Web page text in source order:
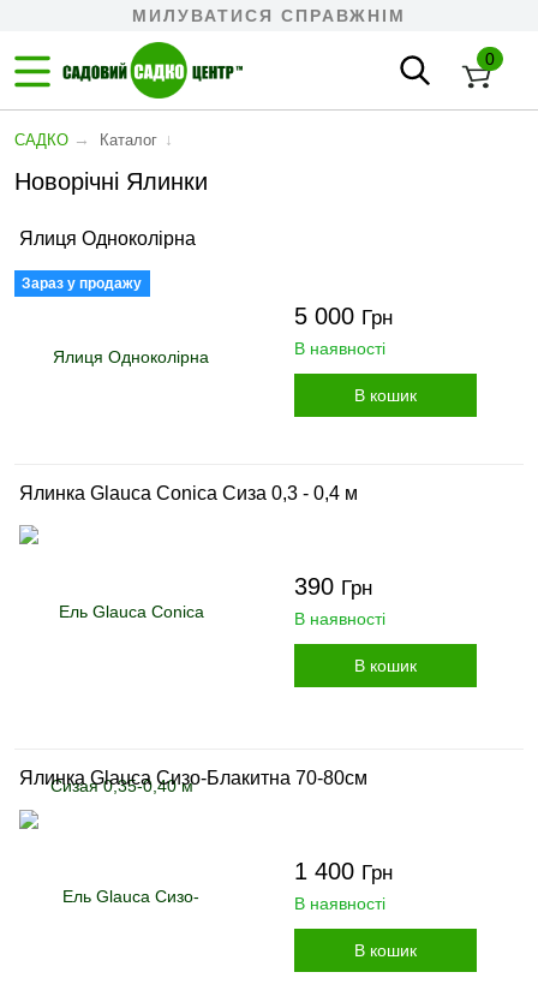
МИЛУВАТИСЯ СПРАВЖНІМ
0
САДКО → Каталог ↓
Новорічні Ялинки
Ялиця Одноколірна
Зараз у продажу
5 000 Грн
В наявності
В кошик
Ялинка Glauca Conica Сиза 0,3 - 0,4 м
390 Грн
В наявності
В кошик
Ялинка Glauca Сизо-Блакитна 70-80см
1 400 Грн
В наявності
В кошик